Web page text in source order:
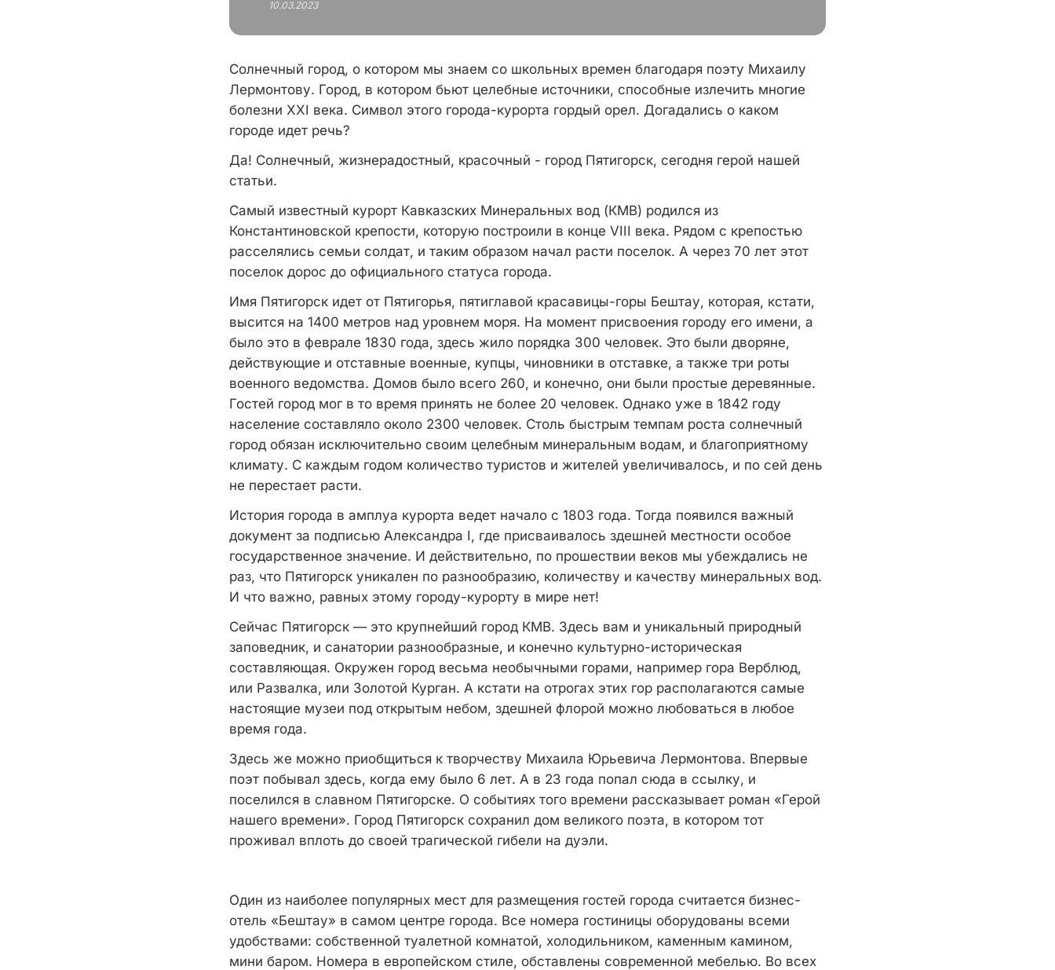
10.03.2023
Солнечный город, о котором мы знаем со школьных времен благодаря поэту Михаилу
Лермонтову. Город, в котором бьют целебные источники, способные излечить многие
болезни XXI века. Символ этого города-курорта гордый орел. Догадались о каком
городе идет речь?
Да! Солнечный, жизнерадостный, красочный - город Пятигорск, сегодня герой нашей
статьи.
Самый известный курорт Кавказских Минеральных вод (КМВ) родился из
Константиновской крепости, которую построили в конце VIII века. Рядом с крепостью
расселялись семьи солдат, и таким образом начал расти поселок. А через 70 лет этот
поселок дорос до официального статуса города.
Имя Пятигорск идет от Пятигорья, пятиглавой красавицы-горы Бештау, которая, кстати,
высится на 1400 метров над уровнем моря. На момент присвоения городу его имени, а
было это в феврале 1830 года, здесь жило порядка 300 человек. Это были дворяне,
действующие и отставные военные, купцы, чиновники в отставке, а также три роты
военного ведомства. Домов было всего 260, и конечно, они были простые деревянные.
Гостей город мог в то время принять не более 20 человек. Однако уже в 1842 году
население составляло около 2300 человек. Столь быстрым темпам роста солнечный
город обязан исключительно своим целебным минеральным водам, и благоприятному
климату. С каждым годом количество туристов и жителей увеличивалось, и по сей день
не перестает расти.
История города в амплуа курорта ведет начало с 1803 года. Тогда появился важный
документ за подписью Александра I, где присваивалось здешней местности особое
государственное значение. И действительно, по прошествии веков мы убеждались не
раз, что Пятигорск уникален по разнообразию, количеству и качеству минеральных вод.
И что важно, равных этому городу-курорту в мире нет!
Сейчас Пятигорск — это крупнейший город КМВ. Здесь вам и уникальный природный
заповедник, и санатории разнообразные, и конечно культурно-историческая
составляющая. Окружен город весьма необычными горами, например гора Верблюд,
или Развалка, или Золотой Курган. А кстати на отрогах этих гор располагаются самые
настоящие музеи под открытым небом, здешней флорой можно любоваться в любое
время года.
Здесь же можно приобщиться к творчеству Михаила Юрьевича Лермонтова. Впервые
поэт побывал здесь, когда ему было 6 лет. А в 23 года попал сюда в ссылку, и
поселился в славном Пятигорске. О событиях того времени рассказывает роман «Герой
нашего времени». Город Пятигорск сохранил дом великого поэта, в котором тот
проживал вплоть до своей трагической гибели на дуэли.
Один из наиболее популярных мест для размещения гостей города считается бизнес-
отель «Бештау» в самом центре города. Все номера гостиницы оборудованы всеми
удобствами: собственной туалетной комнатой, холодильником, каменным камином,
мини баром. Номера в европейском стиле, обставлены современной мебелью. Во всех